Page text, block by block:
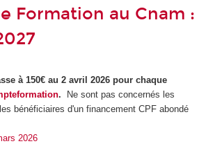
Formation au Cnam :
à 150€ au 2 avril 2026 pour chaque
.
Ne sont pas concernés les
bénéficiaires d'un financement CPFabondé
2026